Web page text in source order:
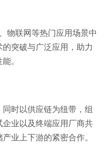
物联网等热门应用场景中
突破与广泛应用，助力
。
时以供应链为纽带，组
业以及终端应用厂商共
业上下游的紧密合作。